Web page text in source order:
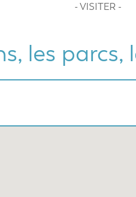
- VISITER -
les